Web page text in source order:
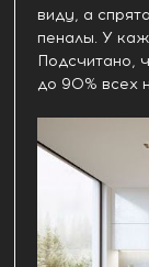
виду, а
пеналы. У
Подсчитано,
до 90% всех